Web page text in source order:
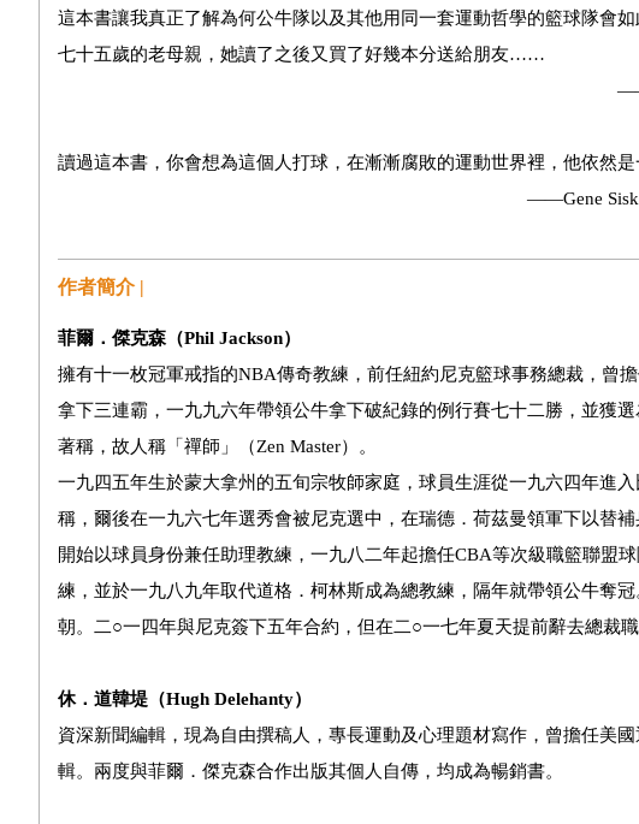
這本書讓我真正了解為何公牛隊以及其他用同一套運動哲學的籃球隊會
七十五歲的老母親，她讀了之後又買了好幾本分送給朋友……
——Amazon
讀過這本書，你會想為這個人打球，在漸漸腐敗的運動世界裡，他依然是
——Gene Siskel 公牛
作者簡介 |
菲爾．傑克森（Phil Jackson）
擁有十一枚冠軍戒指的NBA傳奇教練，前任紐約尼克籃球事務總裁，曾
拿下三連霸，一九九六年帶領公牛拿下破紀錄的例行賽七十二勝，並獲
著稱，故人稱「禪師」（Zen Master）。
一九四五年生於蒙大拿州的五旬宗牧師家庭，球員生涯從一九六四年進
稱，爾後在一九六七年選秀會被尼克選中，在瑞德．荷茲曼領軍下以替
開始以球員身份兼任助理教練，一九八二年起擔任CBA等次級職籃聯盟
練，並於一九八九年取代道格．柯林斯成為總教練，隔年就帶領公牛奪
朝。二○一四年與尼克簽下五年合約，但在二○一七年夏天提前辭去總裁職
休．道韓堤（Hugh Delehanty）
資深新聞編輯，現為自由撰稿人，專長運動及心理題材寫作，曾擔任美
輯。兩度與菲爾．傑克森合作出版其個人自傳，均成為暢銷書。